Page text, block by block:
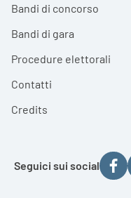
Bandi di concorso
Bandi di gara
Procedure elettorali
Contatti
Credits
Seguici sui social